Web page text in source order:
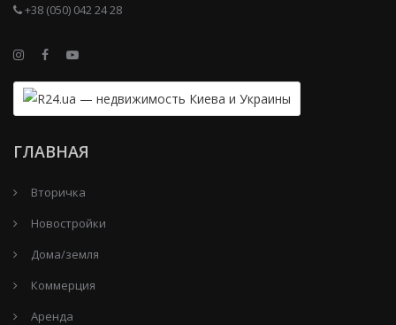
+38 (050) 042 24 28
ГЛАВНАЯ
Вторичка
Новостройки
Дома/земля
Коммерция
Аренда